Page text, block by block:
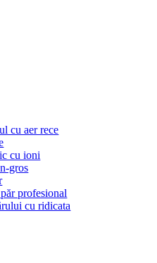
cu aer rece
cu ioni
gros
profesional
cu ridicata